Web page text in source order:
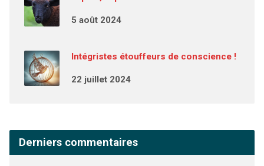
5 août 2024
Intégristes étouffeurs de conscience !
22 juillet 2024
Derniers commentaires